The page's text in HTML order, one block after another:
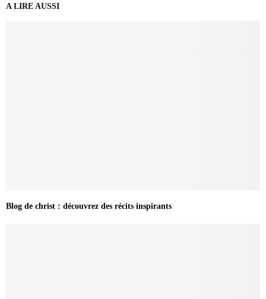
A LIRE AUSSI
Blog de christ : découvrez des récits inspirants